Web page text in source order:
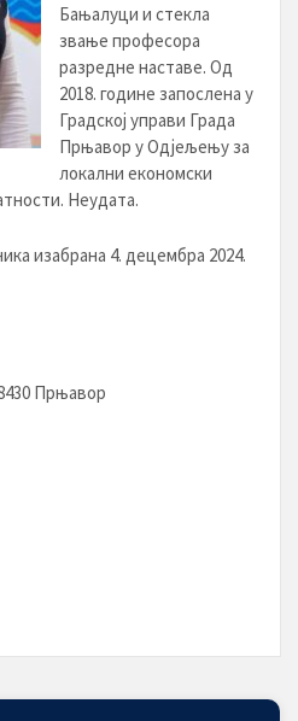
Бањалуци и стекла
звање професора
разредне наставе. Од
2018. године запослена у
Градској управи Града
Прњавор у Одјељењу за
локални економски
Неудата.
изабрана 4. децембра 2024.
Прњавор